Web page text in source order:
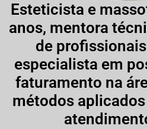
Esteticista e
anos, mentora
de
especialista em
faturamento na
métodos